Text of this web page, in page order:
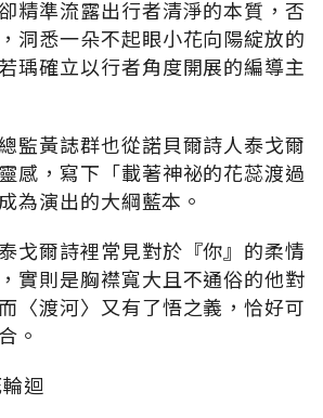
精準流露出行者清淨的本質，否
洞悉一朵不起眼小花向陽綻放的
瑀確立以行者角度開展的編導主
監黃誌群也從諾貝爾詩人泰戈爾
感，寫下「載著神祕的花蕊渡過
為演出的大綱藍本。
戈爾詩裡常見對於『你』的柔情
實則是胸襟寬大且不通俗的他對
〈渡河〉又有了悟之義，恰好可
。
迴